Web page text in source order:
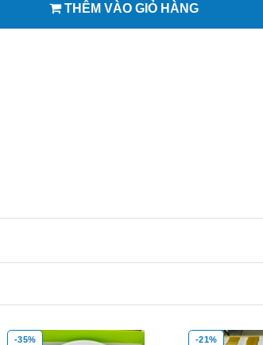
THÊM VÀO GIỎ HÀNG
-21%